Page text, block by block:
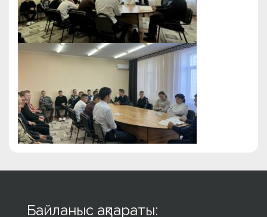
Байланыс ақпараты: